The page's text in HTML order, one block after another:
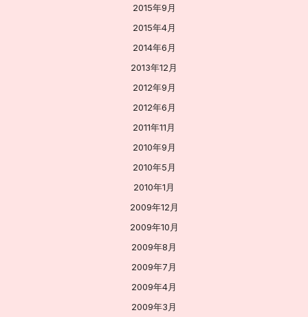
2015年9月
2015年4月
2014年6月
2013年12月
2012年9月
2012年6月
2011年11月
2010年9月
2010年5月
2010年1月
2009年12月
2009年10月
2009年8月
2009年7月
2009年4月
2009年3月